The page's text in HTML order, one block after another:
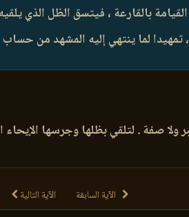
بالقارعة ، فيتسق الظل الذي
تمهيدا لما ينتهي إليه المشهد من
ولا صفة . لتلقي بظلها وجرسها الإيحاء
الآية السابقة الآية التالية